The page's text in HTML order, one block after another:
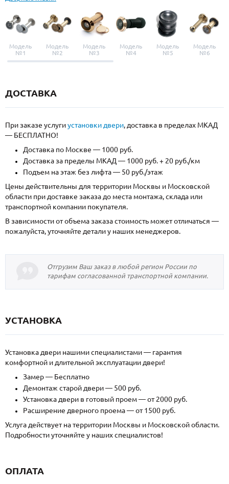
Модель
№1
Модель
№2
Модель
№3
Модель
№4
Модель
№5
Модель
№6
ДОСТАВКА
При заказе услугиустановки двери, доставка в пределах МКАД
— БЕСПЛАТНО!
Доставка по Москве — 1000 руб.
Доставка за пределы МКАД — 1000 руб. + 20 руб./км
Подъем на этаж без лифта — 50 руб./этаж
Цены действительны для территории Москвы и Московской
области при доставке заказа до места монтажа, склада или
транспортной компании покупателя.
В зависимости от объема заказа стоимость может отличаться —
пожалуйста, уточняйте детали у наших менеджеров.
Отгрузим Ваш заказ в любой регион России по
тарифам согласованной транспортной компании.
УСТАНОВКА
Установка двери нашими специалистами — гарантия
комфортной и длительной эксплуатации двери!
Замер — Бесплатно
Демонтаж старой двери — 500 руб.
Установка двери в готовый проем — от 2000 руб.
Расширение дверного проема — от 1500 руб.
Услуга действует на территории Москвы и Московской области.
Подробности уточняйте у наших специалистов!
ОПЛАТА